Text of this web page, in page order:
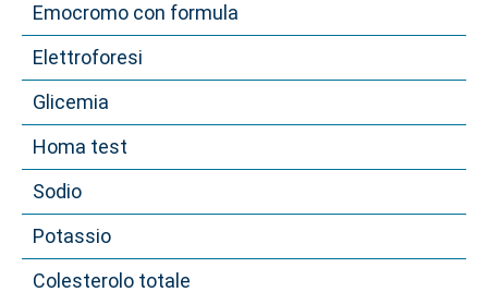
Emocromo con formula
Elettroforesi
Glicemia
Homa test
Sodio
Potassio
Colesterolo totale